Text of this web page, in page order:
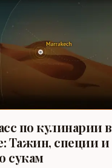
по кулинарии в
Тажин, специи и
сукам